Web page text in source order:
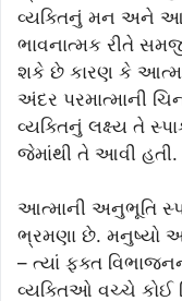
વ્યક્તિનું મન અને
ભાવનાત્મક રીતે
શકે છે કારણ કે આત્મા
અંદર પરમાત્માની
વ્યક્તિનું લક્ષ્ય તે
જેમાંથી તે આવી હતી.
આત્માની અનુભૂતિ
ભ્રમણા છે. મનુષ્યો
– ત્યાં ફક્ત
વ્યક્તિઓ વચ્ચે કોઈ